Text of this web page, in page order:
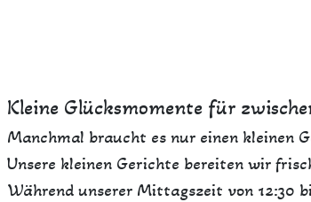
Kleine Glücksmomente für
Manchmal braucht es nur einen kleinen
Unsere kleinen Gerichte bereiten wir
Während unserer Mittagszeit von 12:30